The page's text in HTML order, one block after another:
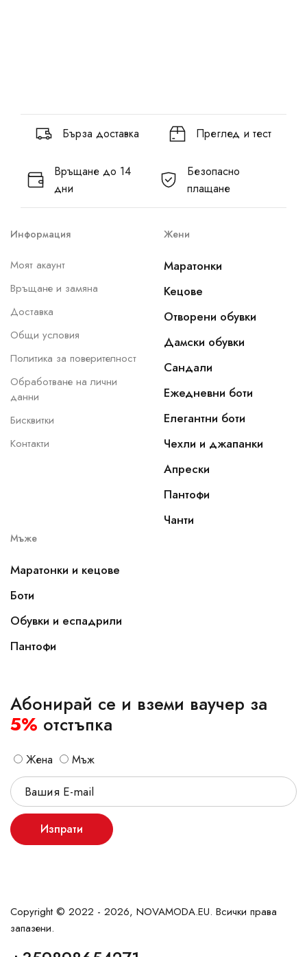
Бърза доставка Преглед и тест
Връщане до 14
дни
Безопасно
плащане
Информация
Моят акаунт
Връщане и замяна
Доставка
Общи условия
Политика за поверителност
Обработване на лични
данни
Бисквитки
Контакти
Жени
Маратонки
Кецове
Отворени обувки
Дамски обувки
Сандали
Ежедневни боти
Елегантни боти
Чехли и джапанки
Апрески
Пантофи
Чанти
Мъже
Маратонки и кецове
Боти
Обувки и еспадрили
Пантофи
Абонирай се и вземи ваучер за
5% отстъпка
Жена Мъж
Изпрати
Copyright © 2022 - 2026, NOVAMODA.EU. Всички права
запазени.